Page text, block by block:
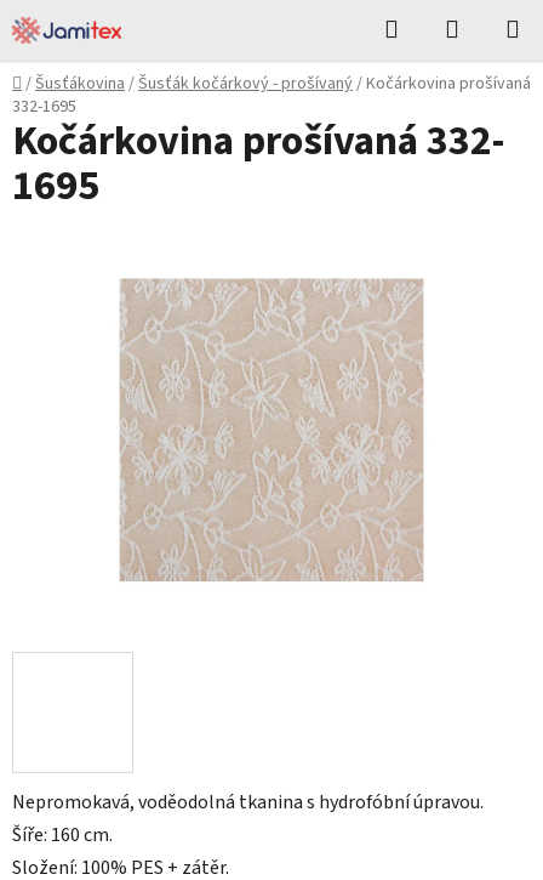
Přejít
na
obsah
Hledat
KOŠÍK
Domů
/Šusťákovina/Šusťák kočárkový - prošívaný/Kočárkovina prošívaná
332-1695
Nepromokavá, voděodolná tkanina s hydrofóbní úpravou.
Šíře: 160 cm.
Složení: 100% PES + zátěr.
Kočárkovina prošívaná 332-
1695